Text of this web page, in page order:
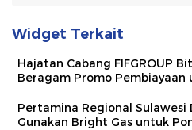
Widget Terkait
Hajatan Cabang FIFGROUP
Beragam Promo Pembiayaan
Pertamina Regional
Gunakan Bright Gas untuk